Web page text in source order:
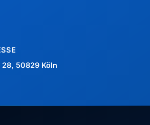
28, 50829 Köln